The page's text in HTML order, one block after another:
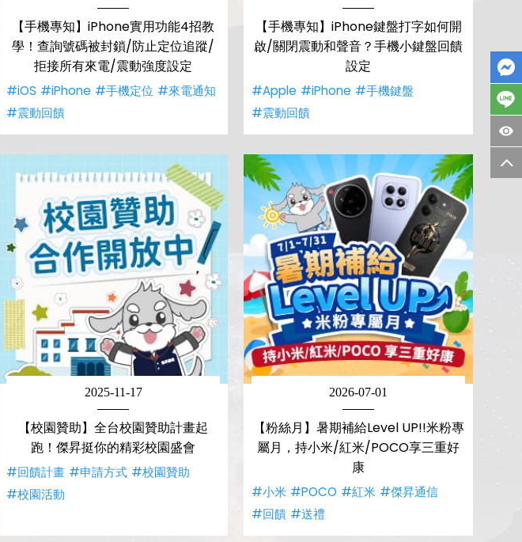
【手機專知】iPhone實用功能4招教
學！查詢號碼被封鎖/防止定位追蹤/
拒接所有來電/震動強度設定
#iOS #iPhone #手機定位 #來電通知
#震動回饋
【手機專知】iPhone鍵盤打字如何開
啟/關閉震動和聲音？手機小鍵盤回饋
設定
#Apple #iPhone #手機鍵盤
#震動回饋
2025-11-17
【校園贊助】全台校園贊助計畫起
跑！傑昇挺你的精彩校園盛會
#回饋計畫 #申請方式 #校園贊助
#校園活動
2026-07-01
【粉絲月】暑期補給Level UP!!米粉專
屬月，持小米/紅米/POCO享三重好
康
#小米 #POCO #紅米 #傑昇通信
#回饋 #送禮